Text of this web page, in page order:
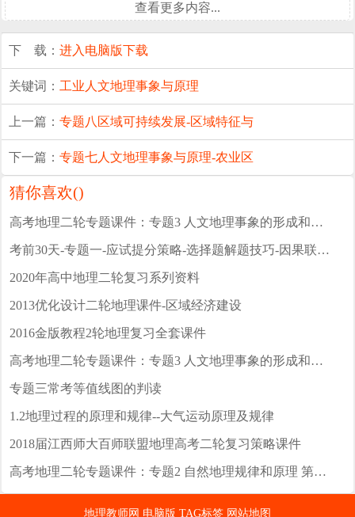
查看更多内容...
下 载：进入电脑版下载
关键词： 工业 人文地理事象与原理
上一篇：专题八区域可持续发展-区域特征与
下一篇：专题七人文地理事象与原理-农业区
猜你喜欢()
高考地理二轮专题课件：专题3 人文地理事象的形成和变化 第2讲 城市与城市化
考前30天-专题一-应试提分策略-选择题解题技巧-因果联系法
2020年高中地理二轮复习系列资料
2013优化设计二轮地理课件-区域经济建设
2016金版教程2轮地理复习全套课件
高考地理二轮专题课件：专题3 人文地理事象的形成和变化 第6讲 人类与地理环境的协调发展
专题三常考等值线图的判读
1.2地理过程的原理和规律--大气运动原理及规律
2018届江西师大百师联盟地理高考二轮复习策略课件
高考地理二轮专题课件：专题2 自然地理规律和原理 第4讲 地质循环与地质作用
地理教师网 电脑版 TAG标签 网站地图